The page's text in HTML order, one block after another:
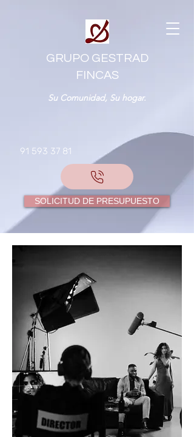
GRUPO GESTRAD
FINCAS
Su Comunidad, Su hogar.
91 593 37 81
SOLICITUD DE PRESUPUESTO